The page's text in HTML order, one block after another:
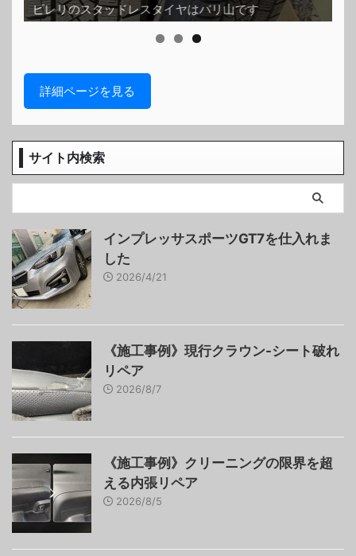
ピレリのスタッドレスタイヤはバリ山です
詳細ページを見る
サイト内検索
インプレッサスポーツGT7を仕入れま
した
2026/4/21
《施工事例》現行クラウン-シート破れ
リペア
2026/8/7
《施工事例》クリーニングの限界を超
える内張リペア
2026/8/5